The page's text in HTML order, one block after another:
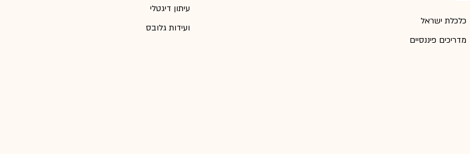
כלכלת ישראל
מדריכים פיננסיים
עיתון דיגטלי
ועידות גלובס